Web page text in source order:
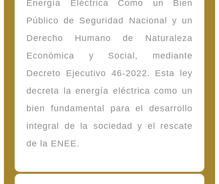
Energía Eléctrica Como un Bien
Público de Seguridad Nacional y un
Derecho Humano de Naturaleza
Económica y Social, mediante
Decreto Ejecutivo 46-2022. Esta ley
decreta la energía eléctrica como un
bien fundamental para el desarrollo
integral de la sociedad y el rescate
de la ENEE.